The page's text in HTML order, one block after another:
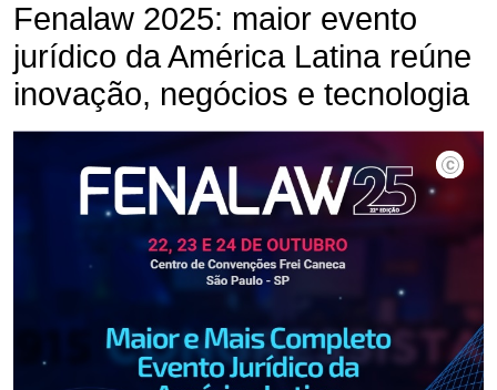
Fenalaw 2025: maior evento
jurídico da América Latina reúne
inovação, negócios e tecnologia